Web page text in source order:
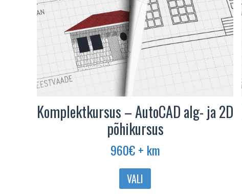
Komplektkursus – AutoCAD alg- ja 2D
põhikursus
960€ + km
VALI